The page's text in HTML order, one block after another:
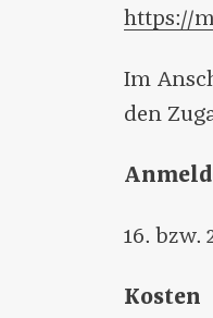
https://
Im
den
16. bzw.
Kosten